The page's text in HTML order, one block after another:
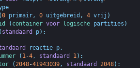
(0 primair, 0 uitgebreid , 4 vrij )
( container voor logische partities )
( standaard p) :
reactie p.
( 1-4, standaard 1) :
( 2048-41943039, standaard 2048) :